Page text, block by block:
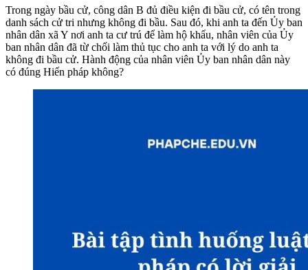
Trong ngày bầu cử, công dân B đủ điều kiện đi bầu cử, có tên trong
danh sách cử tri nhưng không đi bầu. Sau đó, khi anh ta đến Ủy ban
nhân dân xã Y nơi anh ta cư trú để làm hộ khẩu, nhân viên của Ủy
ban nhân dân đã từ chối làm thủ tục cho anh ta với lý do anh ta
không đi bầu cử. Hành động của nhân viên Ủy ban nhân dân này
có đúng Hiến pháp không?